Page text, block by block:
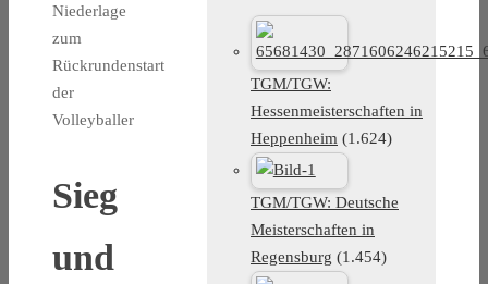
Niederlage
zum
Rückrundenstart
der
Volleyballer
Sieg
und
TGM/TGW:
Hessenmeisterschaften in
Heppenheim (1.624)
TGM/TGW: Deutsche
Meisterschaften in
Regensburg (1.454)